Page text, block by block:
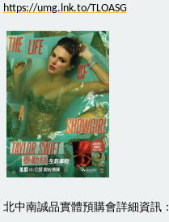
https://umg.lnk.to/TLOASG
北中南誠品實體預購會詳細資訊：